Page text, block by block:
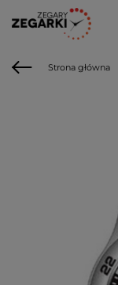
Strona główna